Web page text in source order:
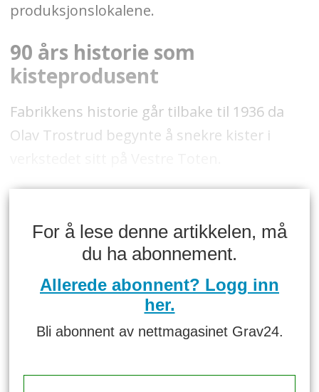
produksjonslokalene.
90 års historie som
kisteprodusent
Fabrikkens historie går tilbake til 1936 da
Olav Trostrud begynte å snekre kister i
For å lese denne artikkelen, må
du ha abonnement.
Allerede abonnent? Logg inn
her.
Bli abonnent av nettmagasinet Grav24.